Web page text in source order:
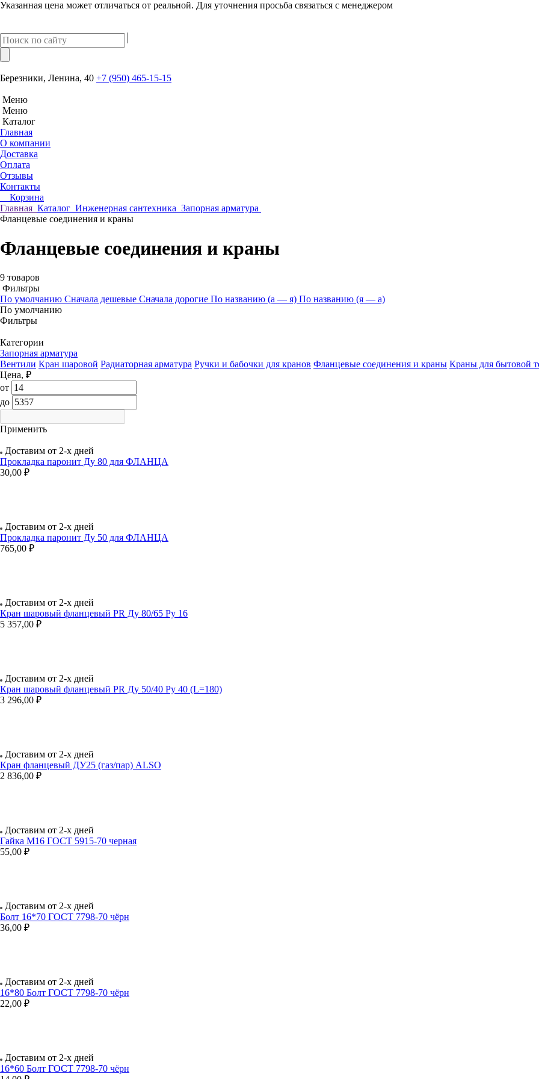
Указанная цена может отличаться от реальной. Для уточнения просьба связаться с менеджером
Березники, Ленина, 40 +7 (950) 465-15-15
Меню
Меню
Каталог
Главная
О компании
Доставка
Оплата
Отзывы
Контакты
Корзина
Главная Каталог Инженерная сантехника Запорная арматура
Фланцевые соединения и краны
Фланцевые соединения и краны
9 товаров
Фильтры
По умолчанию Сначала дешевые Сначала дорогие По названию (а — я) По названию (я — а)
По умолчанию
Фильтры
Категории
Запорная арматура
Вентили Кран шаровой Радиаторная арматура Ручки и бабочки для кранов Фланцевые соединения и краны Краны для бытовой
Цена, ₽
от
до
Применить
Доставим от 2-х дней
Прокладка паронит Ду 80 для ФЛАНЦА
30,00 ₽
Доставим от 2-х дней
Прокладка паронит Ду 50 для ФЛАНЦА
765,00 ₽
Доставим от 2-х дней
Кран шаровый фланцевый PR Ду 80/65 Ру 16
5 357,00 ₽
Доставим от 2-х дней
Кран шаровый фланцевый PR Ду 50/40 Ру 40 (L=180)
3 296,00 ₽
Доставим от 2-х дней
Кран фланцевый ДУ25 (газ/пар) ALSO
2 836,00 ₽
Доставим от 2-х дней
Гайка М16 ГОСТ 5915-70 черная
55,00 ₽
Доставим от 2-х дней
Болт 16*70 ГОСТ 7798-70 чёрн
36,00 ₽
Доставим от 2-х дней
16*80 Болт ГОСТ 7798-70 чёрн
22,00 ₽
Доставим от 2-х дней
16*60 Болт ГОСТ 7798-70 чёрн